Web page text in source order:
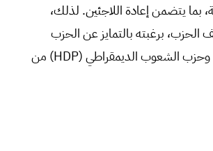
بما يتضمن إعادة اللاجئين. لذلك،
برغبته بالتمايز عن الحزب
الحاكم من جهة، وحزب الشعوب الديمقراطي (HDP) من